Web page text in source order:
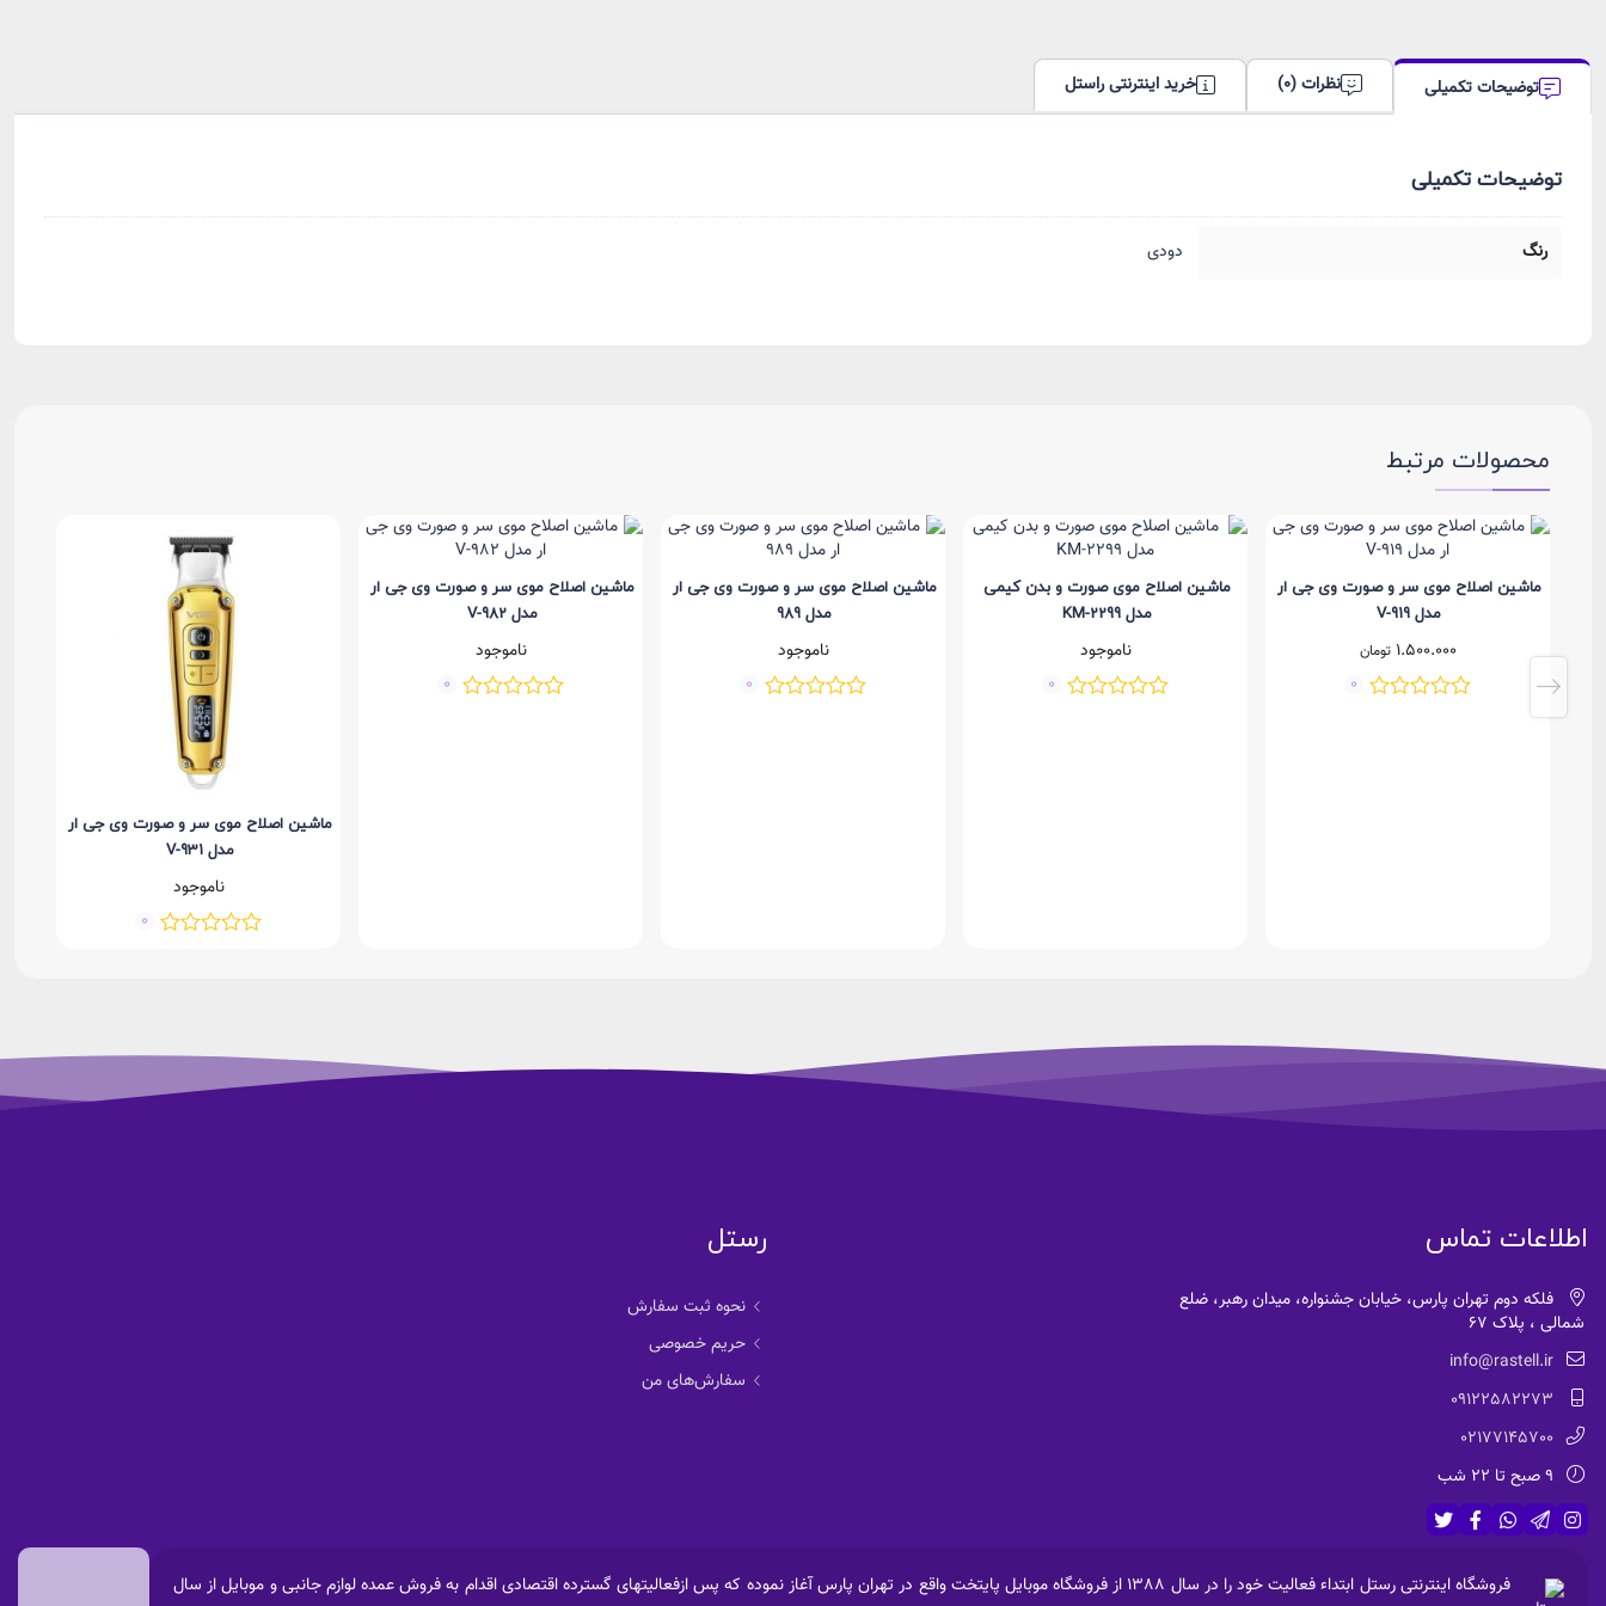
توضیحات تکمیلی نظرات (0) خرید اینترنتی راستل
توضیحات تکمیلی
رنگ دودی
محصولات مرتبط
ماشین اصلاح موی سر و صورت وی جی ار
مدل V-919
1.500.000 تومان
0
ماشین اصلاح موی صورت و بدن کیمی
مدل KM-2299
ناموجود
0
ماشین اصلاح موی سر و صورت وی جی ار
مدل 989
ناموجود
0
ماشین اصلاح موی سر و صورت وی جی ار
مدل V-982
ناموجود
0
ماشین اصلاح موی سر و صورت وی جی ار
مدل V-931
ناموجود
0
اطلاعات تماس
فلکه دوم تهران پارس، خیابان جشنواره، میدان رهبر، ضلع
شمالی ، پلاک 67
info@rastell.ir
09122582273
02177145700
9 صبح تا 22 شب
رستل
نحوه ثبت سفارش
حریم خصوصی
سفارش‌های من
فروشگاه اینترنتی رستل ابتداء فعالیت خود را در سال 1388 از فروشگاه موبایل پایتخت واقع در تهران پارس آغاز نموده که پس ازفعالیتهای گسترده اقتصادی اقدام به فروش عمده لوازم جانبی و موبایل از سال